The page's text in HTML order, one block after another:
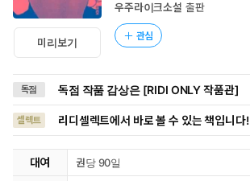
미리보기
우주라이크소설 출판
관심
독점 독점 작품 감상은 [RIDI ONLY 작품관]
셀렉트 리디셀렉트에서 바로 볼 수 있는 책입니다!
대여 권당 90일